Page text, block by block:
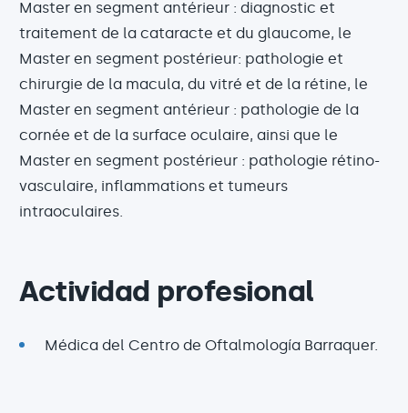
Master en segment antérieur : diagnostic et
traitement de la cataracte et du glaucome, le
Master en segment postérieur: pathologie et
chirurgie de la macula, du vitré et de la rétine, le
Master en segment antérieur : pathologie de la
cornée et de la surface oculaire, ainsi que le
Master en segment postérieur : pathologie rétino-
vasculaire, inflammations et tumeurs
intraoculaires.
Actividad profesional
Médica del Centro de Oftalmología Barraquer.